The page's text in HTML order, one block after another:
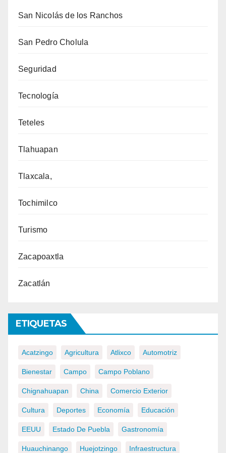
San Nicolás de los Ranchos
San Pedro Cholula
Seguridad
Tecnología
Teteles
Tlahuapan
Tlaxcala,
Tochimilco
Turismo
Zacapoaxtla
Zacatlán
ETIQUETAS
Acatzingo Agricultura Atlixco Automotriz
Bienestar Campo Campo Poblano
Chignahuapan China Comercio Exterior
Cultura Deportes Economía Educación
EEUU Estado De Puebla Gastronomía
Huauchinango Huejotzingo Infraestructura